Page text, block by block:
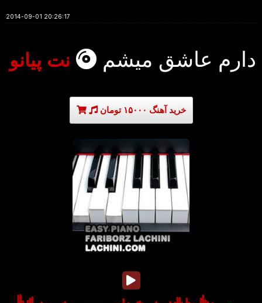
2014-09-01 20:26:17
دارم عاشق میشم نت پیانو
خرید آهنگ ۱۵۰۰۰ تومان